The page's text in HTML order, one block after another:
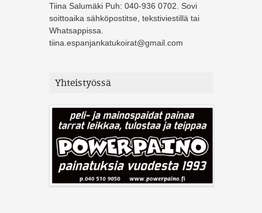
Tiina Salumäki Puh: 040-936 0702. Sovi
soittoaika sähköpostitse, tekstiviestillä tai
Whatsappissa.
tiina.espanjankatukoirat@gmail.com
Yhteistyössä